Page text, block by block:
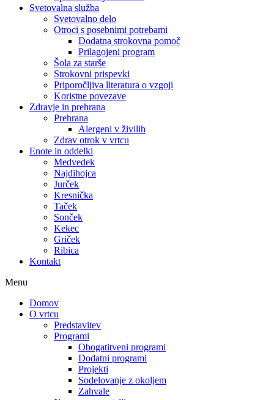
Svetovalna služba
Svetovalno delo
Otroci s posebnimi potrebami
Dodatna strokovna pomoč
Prilagojeni program
Šola za starše
Strokovni prispevki
Priporočljiva literatura o vzgoji
Koristne povezave
Zdravje in prehrana
Prehrana
Alergeni v živilih
Zdrav otrok v vrtcu
Enote in oddelki
Medvedek
Najdihojca
Jurček
Kresnička
Taček
Sonček
Kekec
Griček
Ribica
Kontakt
Menu
Domov
O vrtcu
Predstavitev
Programi
Obogatitveni programi
Dodatni programi
Projekti
Sodelovanje z okoljem
Zahvale